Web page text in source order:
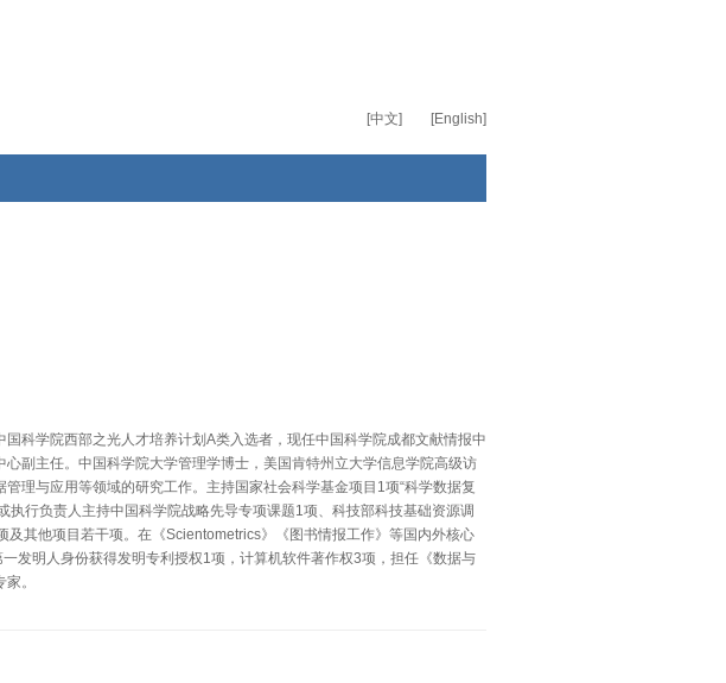
[中文] [English]
科学院西部之光人才培养计划A类入选者，现任中国科学院成都文献情报中
副主任。中国科学院大学管理学博士，美国肯特州立大学信息学院高级访
理与应用等领域的研究工作。主持国家社会科学基金项目1项“科学数据复
行负责人主持中国科学院战略先导专项课题1项、科技部科技基础资源调
其他项目若干项。在《Scientometrics》《图书情报工作》等国内外核心
发明人身份获得发明专利授权1项，计算机软件著作权3项，担任《数据与
。